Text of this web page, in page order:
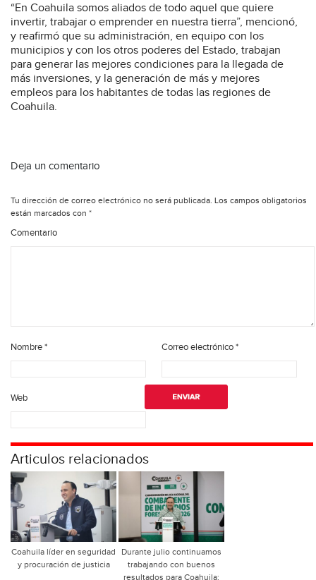
“En Coahuila somos aliados de todo aquel que quiere
invertir, trabajar o emprender en nuestra tierra”, mencionó,
y reafirmó que su administración, en equipo con los
municipios y con los otros poderes del Estado, trabajan
para generar las mejores condiciones para la llegada de
más inversiones, y la generación de más y mejores
empleos para los habitantes de todas las regiones de
Coahuila.
Deja un comentario
Tu dirección de correo electrónico no será publicada. Los campos obligatorios
están marcados con *
Comentario
Nombre* Correo electrónico*
Web
Articulos relacionados
Coahuila líder en seguridad
y procuración de justicia
Durante julio continuamos
trabajando con buenos
resultados para Coahuila: